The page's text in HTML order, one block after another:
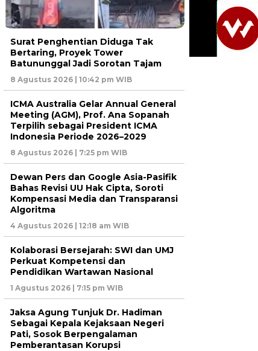
Surat Penghentian Diduga Tak
Bertaring, Proyek Tower
Batununggal Jadi Sorotan Tajam
8 Agustus 2026 | 10:42 pm WIB
ICMA Australia Gelar Annual General
Meeting (AGM), Prof. Ana Sopanah
Terpilih sebagai President ICMA
Indonesia Periode 2026–2029
8 Agustus 2026 | 7:25 pm WIB
Dewan Pers dan Google Asia-Pasifik
Bahas Revisi UU Hak Cipta, Soroti
Kompensasi Media dan Transparansi
Algoritma
4 Agustus 2026 | 12:18 am WIB
Kolaborasi Bersejarah: SWI dan UMJ
Perkuat Kompetensi dan
Pendidikan Wartawan Nasional
1 Agustus 2026 | 7:15 pm WIB
Jaksa Agung Tunjuk Dr. Hadiman
Sebagai Kepala Kejaksaan Negeri
Pati, Sosok Berpengalaman
Pemberantasan Korupsi